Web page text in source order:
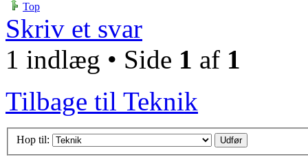
Top
Skriv et svar
1 indlæg • Side 1 af 1
Tilbage til Teknik
Hop til: